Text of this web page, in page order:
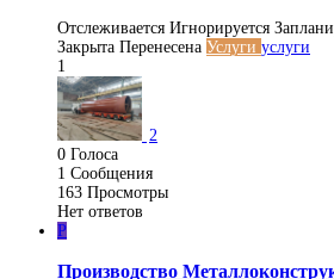
Отслеживается Игнорируется
Закрыта Перенесена Услуги услуги
1
2
0 Голоса
1 Сообщения
163 Просмотры
Нет ответов
Р
Производство